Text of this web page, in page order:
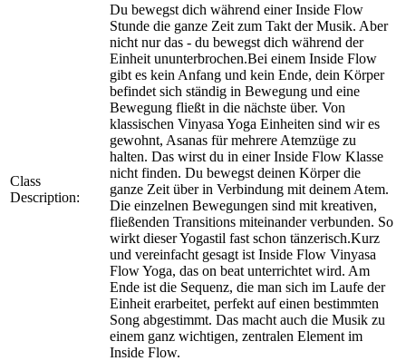
Class
Description:
Du bewegst dich während einer Inside Flow
Stunde die ganze Zeit zum Takt der Musik. Aber
nicht nur das - du bewegst dich während der
Einheit ununterbrochen.Bei einem Inside Flow
gibt es kein Anfang und kein Ende, dein Körper
befindet sich ständig in Bewegung und eine
Bewegung fließt in die nächste über. Von
klassischen Vinyasa Yoga Einheiten sind wir es
gewohnt, Asanas für mehrere Atemzüge zu
halten. Das wirst du in einer Inside Flow Klasse
nicht finden. Du bewegst deinen Körper die
ganze Zeit über in Verbindung mit deinem Atem.
Die einzelnen Bewegungen sind mit kreativen,
fließenden Transitions miteinander verbunden. So
wirkt dieser Yogastil fast schon tänzerisch.Kurz
und vereinfacht gesagt ist Inside Flow Vinyasa
Flow Yoga, das on beat unterrichtet wird. Am
Ende ist die Sequenz, die man sich im Laufe der
Einheit erarbeitet, perfekt auf einen bestimmten
Song abgestimmt. Das macht auch die Musik zu
einem ganz wichtigen, zentralen Element im
Inside Flow.